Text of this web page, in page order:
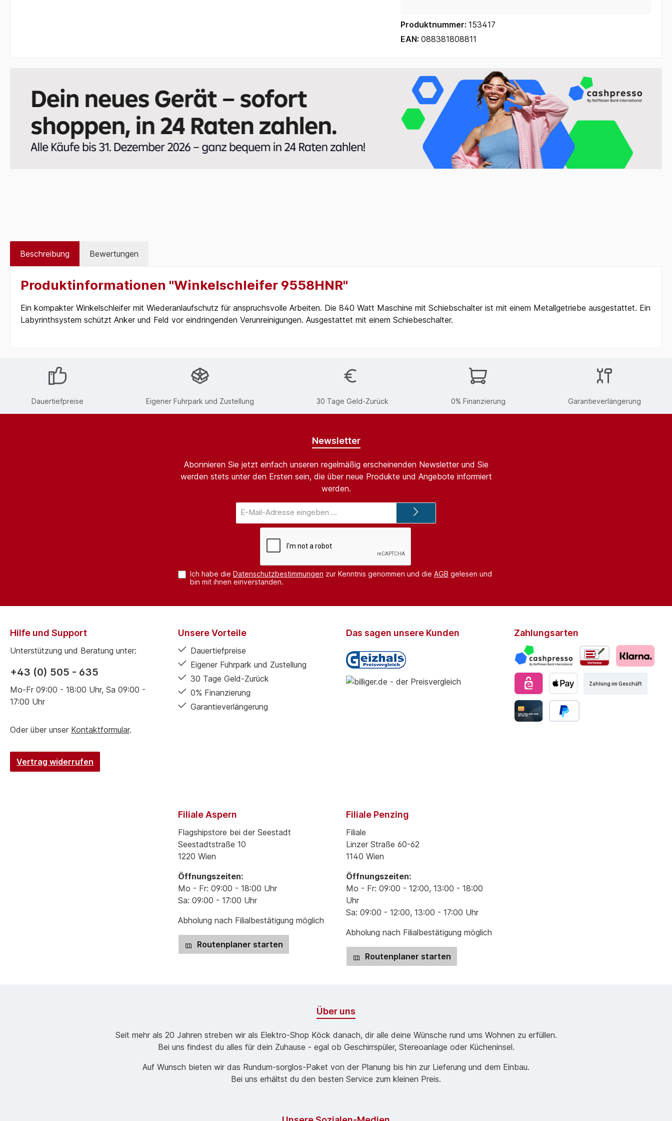
Produktnummer: 153417
EAN: 088381808811
Beschreibung Bewertungen
Produktinformationen "Winkelschleifer 9558HNR"
Ein kompakter Winkelschleifer mit Wiederanlaufschutz für anspruchsvolle Arbeiten. Die 840 Watt Maschine mit Schiebschalter ist mit einem Metallgetriebe ausgestattet. Ein
Labyrinthsystem schützt Anker und Feld vor eindringenden Verunreinigungen. Ausgestattet mit einem Schiebeschalter.
Dauertiefpreise Eigener Fuhrpark und Zustellung 30 Tage Geld-Zurück 0% Finanzierung Garantieverlängerung
Newsletter
Abonnieren Sie jetzt einfach unseren regelmäßig erscheinenden Newsletter und Sie
werden stets unter den Ersten sein, die über neue Produkte und Angebote informiert
werden.
Mail-
Adresse*
Ich habe die Datenschutzbestimmungen zur Kenntnis genommen und die AGB gelesen und
bin mit ihnen einverstanden.
Hilfe und Support
Unterstützung und Beratung unter:
+43 (0) 505 - 635
Mo-Fr 09:00 - 18:00 Uhr, Sa 09:00 -
17:00 Uhr
Oder über unser Kontaktformular.
Vertrag widerrufen
Unsere Vorteile
Dauertiefpreise
Eigener Fuhrpark und Zustellung
30 Tage Geld-Zurück
0% Finanzierung
Garantieverlängerung
Das sagen unsere Kunden Zahlungsarten
Zahlung im Geschäft
Filiale Aspern
Flagshipstore bei der Seestadt
Seestadtstraße 10
1220 Wien
Öffnungszeiten:
Mo - Fr: 09:00 - 18:00 Uhr
Sa: 09:00 - 17:00 Uhr
Abholung nach Filialbestätigung möglich
Routenplaner starten
Filiale Penzing
Filiale
Linzer Straße 60-62
1140 Wien
Öffnungszeiten:
Mo - Fr: 09:00 - 12:00, 13:00 - 18:00
Uhr
Sa: 09:00 - 12:00, 13:00 - 17:00 Uhr
Abholung nach Filialbestätigung möglich
Routenplaner starten
Über uns
Seit mehr als 20 Jahren streben wir als Elektro-Shop Köck danach, dir alle deine Wünsche rund ums Wohnen zu erfüllen.
Bei uns findest du alles für dein Zuhause - egal ob Geschirrspüler, Stereoanlage oder Kücheninsel.
Auf Wunsch bieten wir das Rund­um-sorg­los-Pa­ket von der Planung bis hin zur Lieferung und dem Einbau.
Bei uns erhältst du den besten Service zum kleinen Preis.